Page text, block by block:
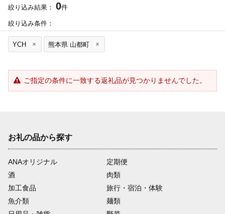
絞り込み結果： 0件
絞り込み条件：
YCH 熊本県 山都町
ご指定の条件に一致する返礼品が見つかりませんでした。
お礼の品から探す
ANAオリジナル
定期便
酒
肉類
加工食品
旅行・宿泊・体験
魚介類
麺類